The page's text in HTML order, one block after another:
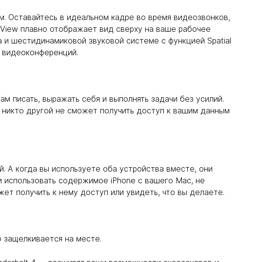
Оставайтесь в идеальном кадре во время видеозвонков,
плавно отображает вид сверху на ваше рабочее
шестидинамиковой звуковой системе с функцией Spatial
писать, выражать себя и выполнять задачи без усилий.
другой не сможет получить доступ к вашим данным
когда вы используете оба устройства вместе, они
содержимое iPhone с вашего Mac, не
получить к нему доступ или увидеть, что вы делаете.
на месте.